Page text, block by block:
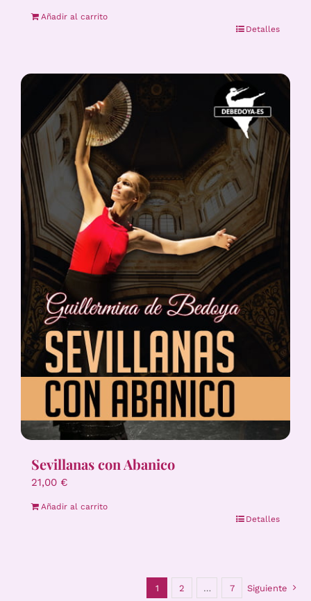
Añadir al carrito
Detalles
Sevillanas con Abanico
21,00 €
Añadir al carrito
Detalles
1 2 … 7 Siguiente